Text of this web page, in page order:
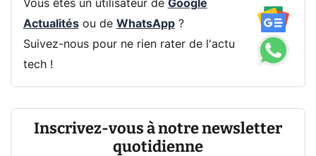
Vous êtes un utilisateur de Google
Actualitésou de WhatsApp?
Suivez-nous pour ne rien rater de l'actu
tech !
Inscrivez-vous à notre newsletter
quotidienne